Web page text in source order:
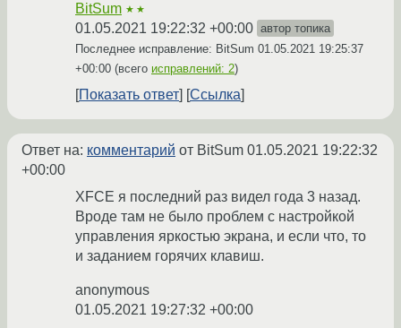
BitSum ★★
01.05.2021 19:22:32 +00:00 автор топика
Последнее исправление: BitSum 01.05.2021 19:25:37
+00:00 (всего исправлений: 2)
Показать ответ Ссылка
Ответ на: комментарий от BitSum 01.05.2021 19:22:32
+00:00
XFCE я последний раз видел года 3 назад.
Вроде там не было проблем с настройкой
управления яркостью экрана, и если что, то
и заданием горячих клавиш.
anonymous
01.05.2021 19:27:32 +00:00